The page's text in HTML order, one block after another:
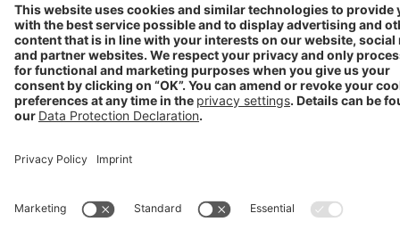
Nutzungsbedingungen
Datenschutzerklärung
Impressum
Cookie Einstellungen
Progenerika | © Copyright STADA Arzneimittel AG 2025